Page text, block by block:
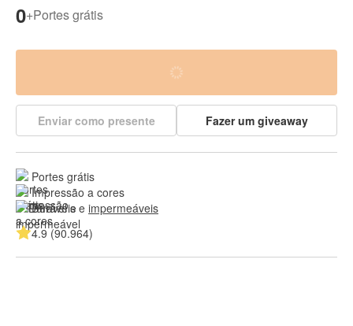
0+Portes grátis
Enviar como presente Fazer um giveaway
Portes grátis
Impressão a cores
Duráveis e impermeáveis
4.9 (90.964)